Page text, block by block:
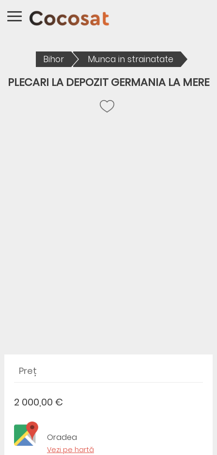
Bihor Munca in strainatate
PLECARI LA DEPOZIT GERMANIA LA MERE
Preț
2 000,00 €
Oradea
Vezi pe hartă